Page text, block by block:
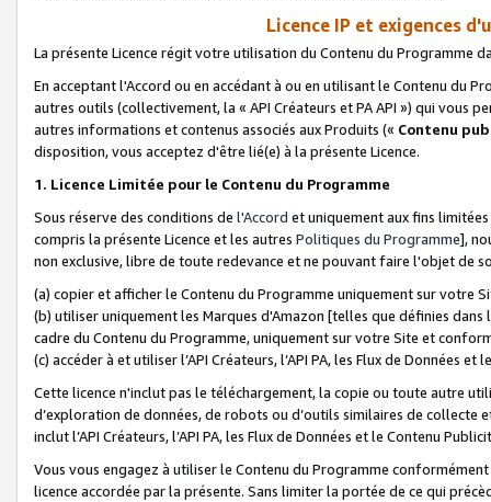
Licence IP et exigences
La présente Licence régit votre utilisation du Contenu du Programme
En acceptant l'Accord ou en accédant à ou en utilisant le Contenu du
autres outils (collectivement, la « API Créateurs et PA API ») qui vous
autres informations et contenus associés aux Produits (« Contenu
disposition, vous acceptez d'être lié(e) à la présente Licence.
1. Licence Limitée pour le Contenu du Programme
Sous réserve des conditions de l'Accord et uniquement aux fins
compris la présente Licence et les autres Politiques du Programme],
non exclusive, libre de toute redevance et ne pouvant faire l'objet de
(a) copier et afficher le Contenu du Programme uniquement sur votre
(b) utiliser uniquement les Marques d'Amazon [telles que définies dans
cadre du Contenu du Programme, uniquement sur votre Site et
(c) accéder à et utiliser l’API Créateurs, l’API PA, les Flux de Données
Cette licence n'inclut pas le téléchargement, la copie ou toute autre
d’exploration de données, de robots ou d’outils similaires de
inclut l’API Créateurs, l’API PA, les Flux de Données et le Contenu
Vous vous engagez à utiliser le Contenu du Programme
licence accordée par la présente. Sans limiter la portée de ce qui